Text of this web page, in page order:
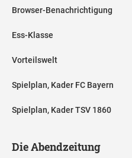
Browser-Benachrichtigung
Ess-Klasse
Vorteilswelt
Spielplan, Kader FC Bayern
Spielplan, Kader TSV 1860
Die Abendzeitung